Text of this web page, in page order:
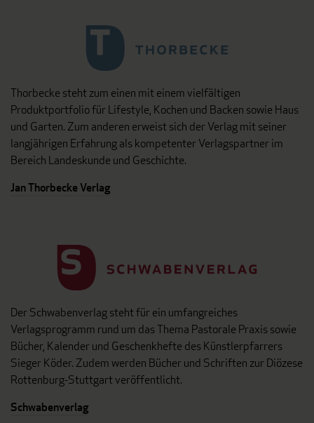
Thorbecke steht zum einen mit einem vielfältigen
Produktportfolio für Lifestyle, Kochen und Backen sowie Haus
und Garten. Zum anderen erweist sich der Verlag mit seiner
langjährigen Erfahrung als kompetenter Verlagspartner im
Bereich Landeskunde und Geschichte.
Jan Thorbecke Verlag
Der Schwabenverlag steht für ein umfangreiches
Verlagsprogramm rund um das Thema Pastorale Praxis sowie
Bücher, Kalender und Geschenkhefte des Künstlerpfarrers
Sieger Köder. Zudem werden Bücher und Schriften zur Diözese
Rottenburg-Stuttgart veröffentlicht.
Schwabenverlag